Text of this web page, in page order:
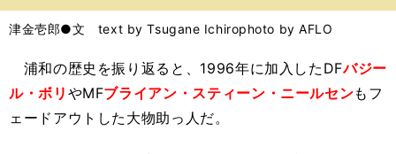
バ
津金壱郎●文 text by Tsugane Ichirophoto by AFLO
浦和の歴史を振り返ると、1996年に加入したDFバジー
ル・ボリ やMFブライアン・スティーン・ニールセンもフ
ェードアウトした大物助っ人だ。